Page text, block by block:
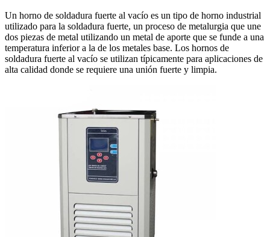
Un horno de soldadura fuerte al vacío es un tipo de horno industrial
utilizado para la soldadura fuerte, un proceso de metalurgia que une
dos piezas de metal utilizando un metal de aporte que se funde a una
temperatura inferior a la de los metales base. Los hornos de
soldadura fuerte al vacío se utilizan típicamente para aplicaciones de
alta calidad donde se requiere una unión fuerte y limpia.